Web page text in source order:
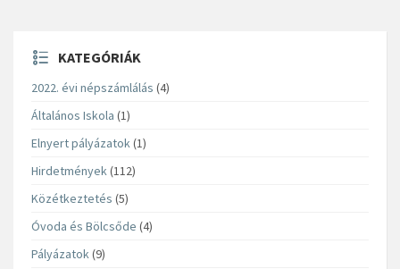
KATEGÓRIÁK
2022. évi népszámlálás (4)
Általános Iskola (1)
Elnyert pályázatok(1)
Hirdetmények(112)
Közétkeztetés (5)
Óvoda és Bölcsőde (4)
Pályázatok(9)